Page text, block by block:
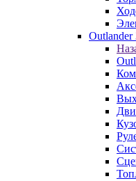
Outlander